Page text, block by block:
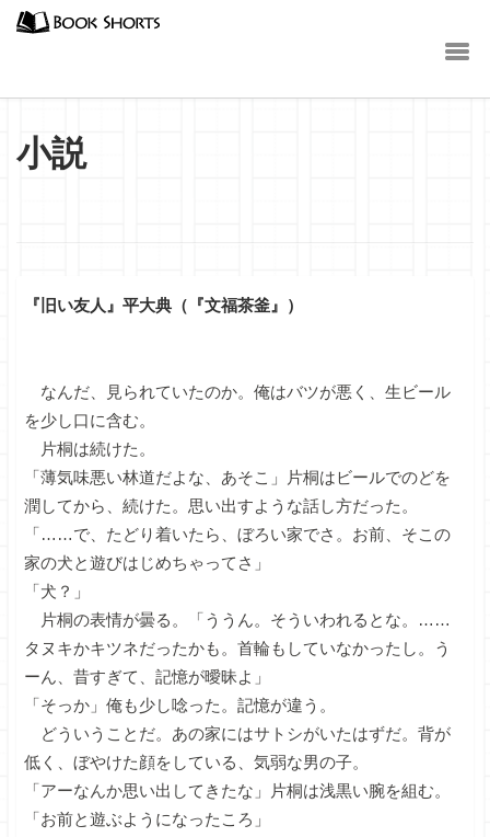
小説
『旧い友人』平大典（『文福茶釜』）
なんだ、見られていたのか。俺はバツが悪く、生ビール
を少し口に含む。
片桐は続けた。
「薄気味悪い林道だよな、あそこ」片桐はビールでのどを
潤してから、続けた。思い出すような話し方だった。
「……で、たどり着いたら、ぼろい家でさ。お前、そこの
家の犬と遊びはじめちゃってさ」
「犬？」
片桐の表情が曇る。「ううん。そういわれるとな。……
タヌキかキツネだったかも。首輪もしていなかったし。う
ーん、昔すぎて、記憶が曖昧よ」
「そっか」俺も少し唸った。記憶が違う。
どういうことだ。あの家にはサトシがいたはずだ。背が
低く、ぼやけた顔をしている、気弱な男の子。
「アーなんか思い出してきたな」片桐は浅黒い腕を組む。
「お前と遊ぶようになったころ」